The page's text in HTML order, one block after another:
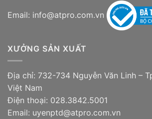
Email: info@atpro.com.vn
XƯỞNG SẢN XUẤT
Địa chỉ: 732-734 Nguyễn Văn Linh –
Việt Nam
Điện thoại: 028.3842.5001
Email: uyenptd@atpro.com.vn